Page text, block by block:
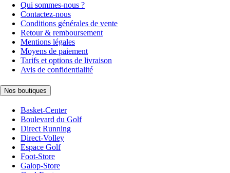
Qui sommes-nous ?
Contactez-nous
Conditions générales de vente
Retour & remboursement
Mentions légales
Moyens de paiement
Tarifs et options de livraison
Avis de confidentialité
Nos boutiques
Basket-Center
Boulevard du Golf
Direct Running
Direct-Volley
Espace Golf
Foot-Store
Galop-Store